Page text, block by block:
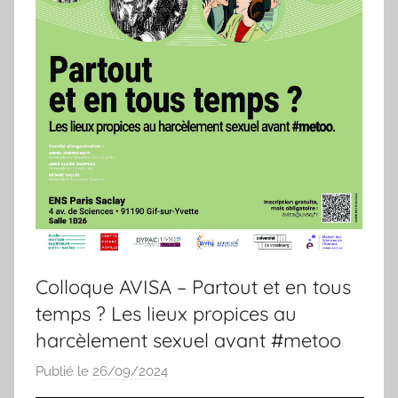
Colloque AVISA – Partout et en tous
temps ? Les lieux propices au
harcèlement sexuel avant #metoo
Publié le 26/09/2024